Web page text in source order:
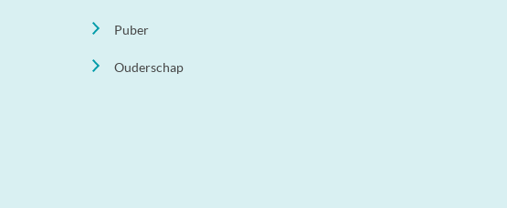
Puber
Ouderschap